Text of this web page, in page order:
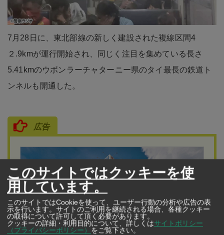
7月28日に、東北部線の新しく建設された複線区間4
２.9kmが運行開始され、同じく注目を集めている長さ
5.41kmのウボンラーチャターニー県のタイ最長の鉄道ト
ンネルも開通した。
広告
このサイトではクッキーを使
用しています。
このサイトではCookieを使って、ユーザー行動の分析や広告の表
示を行います。サイトのご利用を継続される場合、各種クッキー
の取得について許可して頂く必要があります。
クッキーの詳細・利用目的について、詳しくはサイトポリシー
（プライバシーポリシー）
をご覧下さい。